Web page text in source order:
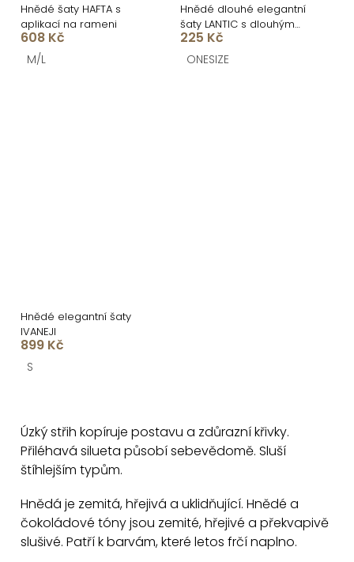
Hnědé šaty HAFTA s
aplikací na rameni
608 Kč
M/L
Hnědé dlouhé elegantní
šaty LANTIC s dlouhým
rukávem
225 Kč
ONESIZE
Hnědé elegantní šaty
IVANEJI
899 Kč
S
l
á
a
c
í
Úzký střih kopíruje postavu a zdůrazní křivky.
Přiléhavá silueta působí sebevědomě. Sluší
štíhlejším typům.
Hnědá je zemitá, hřejivá a uklidňující. Hnědé a
čokoládové tóny jsou zemité, hřejivé a překvapivě
slušivé. Patří k barvám, které letos frčí naplno.